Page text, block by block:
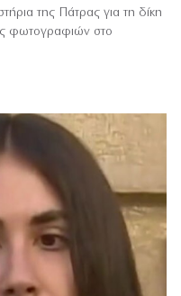
της Πάτρας για τη δίκη
φωτογραφιών στο